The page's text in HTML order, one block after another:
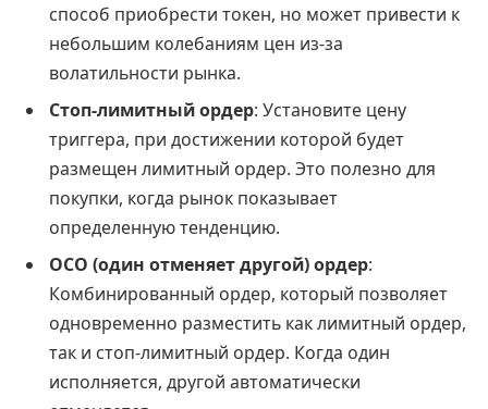
способ приобрести токен, но может привести к
небольшим колебаниям цен из-за
волатильности рынка.
Стоп-лимитный ордер: Установите цену
триггера, при достижении которой будет
размещен лимитный ордер. Это полезно для
покупки, когда рынок показывает
определенную тенденцию.
OCO (один отменяет другой) ордер:
Комбинированный ордер, который позволяет
одновременно разместить как лимитный ордер,
так и стоп-лимитный ордер. Когда один
исполняется, другой автоматически